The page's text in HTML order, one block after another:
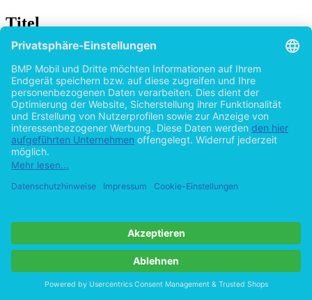
Titel
Die Betriebliche Gesundheitsförderung unter
besonderer Beachtung von Nacht- und
Schichtarbeit
vonAynur Arpaci (Autor:in) 2015
©2012
73 Seiten
Hilfe/FAQ
Impressum
Vertrag widerrufen
Zur Desktop-Version
Copyright ©Imprint in der Bedey & Thoms Media GmbH
byOpen Publishing
Cookie-Einstellungen